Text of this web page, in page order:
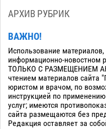
АРХИВ РУБРИК
ВАЖНО!
Использование
информационно-новостном
ТОЛЬКО С РАЗМЕЩЕНИЕМ
чтением материалов сайта
юристом и врачом, по
инструкцией по
услуг; имеются
сайта размещаются без
Редакция оставляет за